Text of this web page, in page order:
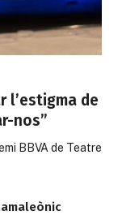
l’estigma de
nos”
BBVA de Teatre